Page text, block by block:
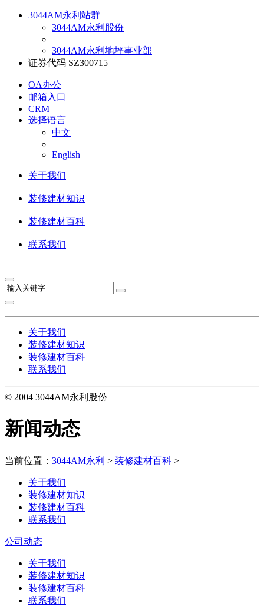
3044AM永利站群
3044AM永利股份
3044AM永利地坪事业部
证券代码 SZ300715
OA办公
邮箱入口
CRM
选择语言
中文
English
关于我们
装修建材知识
装修建材百科
联系我们
关于我们
装修建材知识
装修建材百科
联系我们
© 2004 3044AM永利股份
新闻动态
当前位置： 3044AM永利 > 装修建材百科 >
关于我们
装修建材知识
装修建材百科
联系我们
公司动态
关于我们
装修建材知识
装修建材百科
联系我们